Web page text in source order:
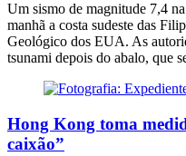
Um sismo de magnitude 7,4
manhã a costa sudeste das
Geológico dos EUA. As
tsunami depois do abalo, que
Hong Kong toma
caixão”